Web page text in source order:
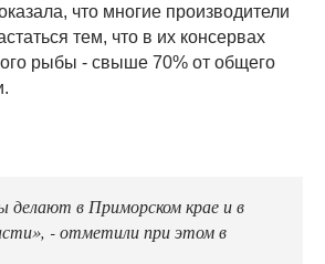
что многие производители
тем, что в их консервах
рыбы - свыше 70% от общего
делают в Приморском крае и в
- отметили при этом в